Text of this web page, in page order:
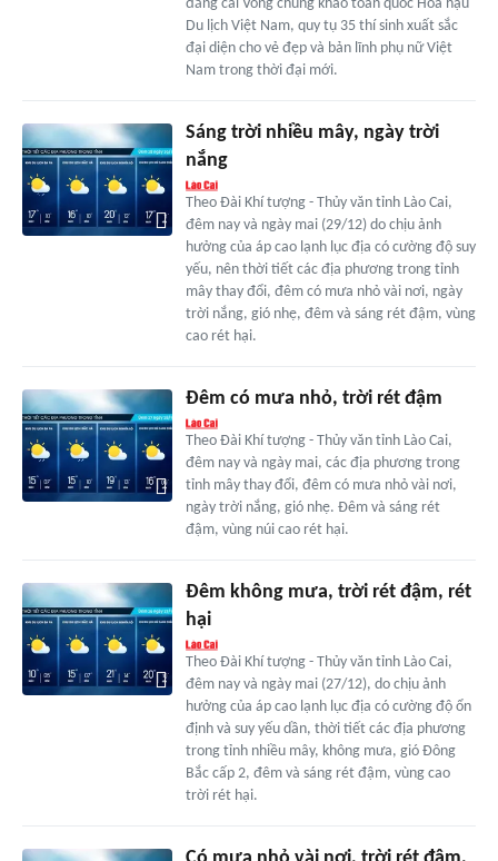
đăng cai Vòng chung khảo toàn quốc Hoa hậu
Du lịch Việt Nam, quy tụ 35 thí sinh xuất sắc
đại diện cho vẻ đẹp và bản lĩnh phụ nữ Việt
Nam trong thời đại mới.
Sáng trời nhiều mây, ngày trời
nắng
Theo Đài Khí tượng - Thủy văn tỉnh Lào Cai,
đêm nay và ngày mai (29/12) do chịu ảnh
hưởng của áp cao lạnh lục địa có cường độ suy
yếu, nên thời tiết các địa phương trong tỉnh
mây thay đổi, đêm có mưa nhỏ vài nơi, ngày
trời nắng, gió nhẹ, đêm và sáng rét đậm, vùng
cao rét hại.
Đêm có mưa nhỏ, trời rét đậm
Theo Đài Khí tượng - Thủy văn tỉnh Lào Cai,
đêm nay và ngày mai, các địa phương trong
tỉnh mây thay đổi, đêm có mưa nhỏ vài nơi,
ngày trời nắng, gió nhẹ. Đêm và sáng rét
đậm, vùng núi cao rét hại.
Đêm không mưa, trời rét đậm, rét
hại
Theo Đài Khí tượng - Thủy văn tỉnh Lào Cai,
đêm nay và ngày mai (27/12), do chịu ảnh
hưởng của áp cao lạnh lục địa có cường độ ổn
định và suy yếu dần, thời tiết các địa phương
trong tỉnh nhiều mây, không mưa, gió Đông
Bắc cấp 2, đêm và sáng rét đậm, vùng cao
trời rét hại.